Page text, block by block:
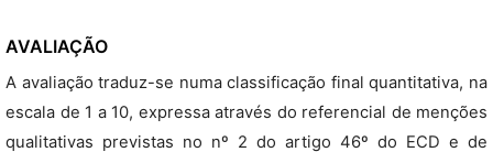
AVALIAÇÃO
A avaliação traduz-se numa classificação final quantitativa, na
escala de 1 a 10, expressa através do referencial de menções
qualitativas previstas no nº 2 do artigo 46º do ECD e de